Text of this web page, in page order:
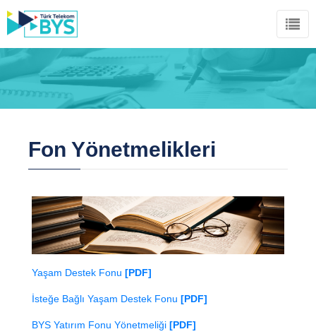
Fon Yönetmelikleri
Yaşam Destek Fonu [PDF]
İsteğe Bağlı Yaşam Destek Fonu [PDF]
BYS Yatırım Fonu Yönetmeliği [PDF]